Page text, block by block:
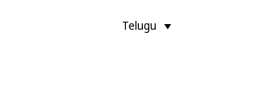
Telugu